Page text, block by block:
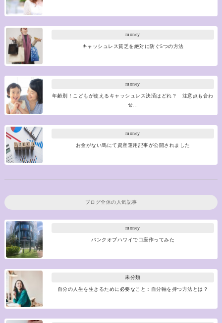
money
キャッシュレス貧乏を絶対に防ぐ5つの方法
money
年齢別！こどもが使えるキャッシュレス決済はどれ？ 注意点も合わ
せ…
money
お金がない馬にて資産運用記事が公開されました
ブログ全体の人気記事
money
バンクオブハワイで口座作ってみた
未分類
自分の人生を生きるために必要なこと：自分軸を持つ方法とは？